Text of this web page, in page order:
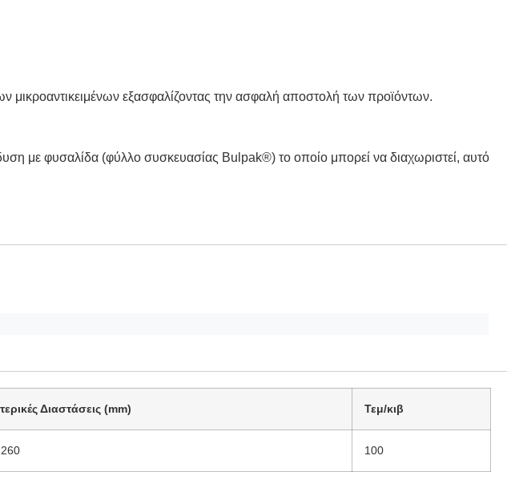
μικροαντικειμένων εξασφαλίζοντας την ασφαλή αποστολή των προϊόντων.
με φυσαλίδα (φύλλο συσκευασίας Bulpak®) το οποίο μπορεί να διαχωριστεί, αυτό
Διαστάσεις (mm) Τεμ/κιβ
100